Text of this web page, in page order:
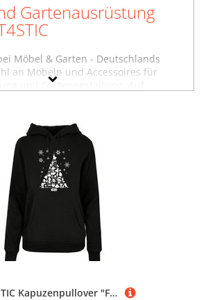
Gartenausrüstung
Möbel & Garten - Deutschlands
an Möbeln und Accessoires für
und Gartengestaltung. Auf
und stöbern, oder suchen Sie
Vielleicht finden Sie es in
Möbelfachabteilungen, zum
Wohnaccessoires von
Sie auch die Filter auf dieser
nach Produkten in bestimmten
oder nach reduzierten
Stöbern Sie in aller Ruhe und
inspirieren - wir wünschen Ihnen
F4NT4STIC Kapuzenpullover "F4NT4STIC Damen Star Wars Christmas Tree with Ladies Basic Hoody" 1 Stk.